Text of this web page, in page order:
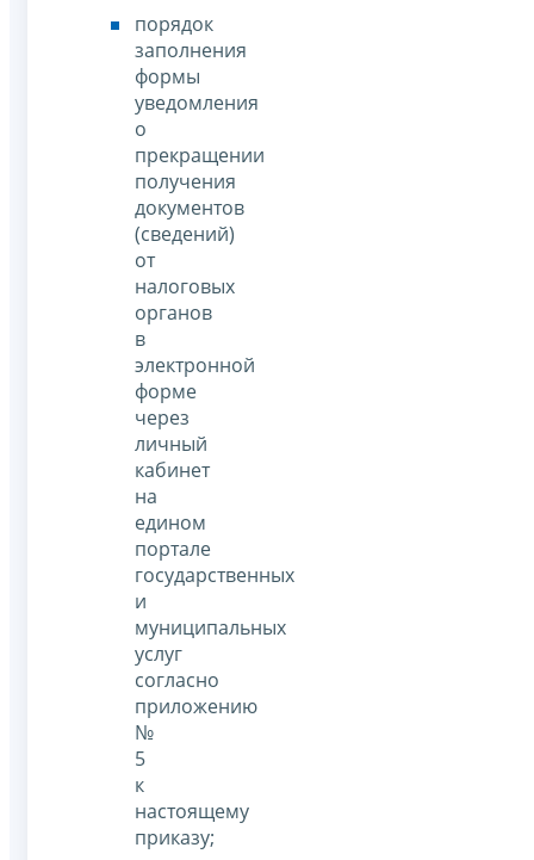
порядок
заполнения
формы
уведомления
о
прекращении
получения
документов
(сведений)
от
налоговых
органов
в
электронной
форме
через
личный
кабинет
на
едином
портале
государственных
и
муниципальных
услуг
согласно
приложению
№
5
к
настоящему
приказу;